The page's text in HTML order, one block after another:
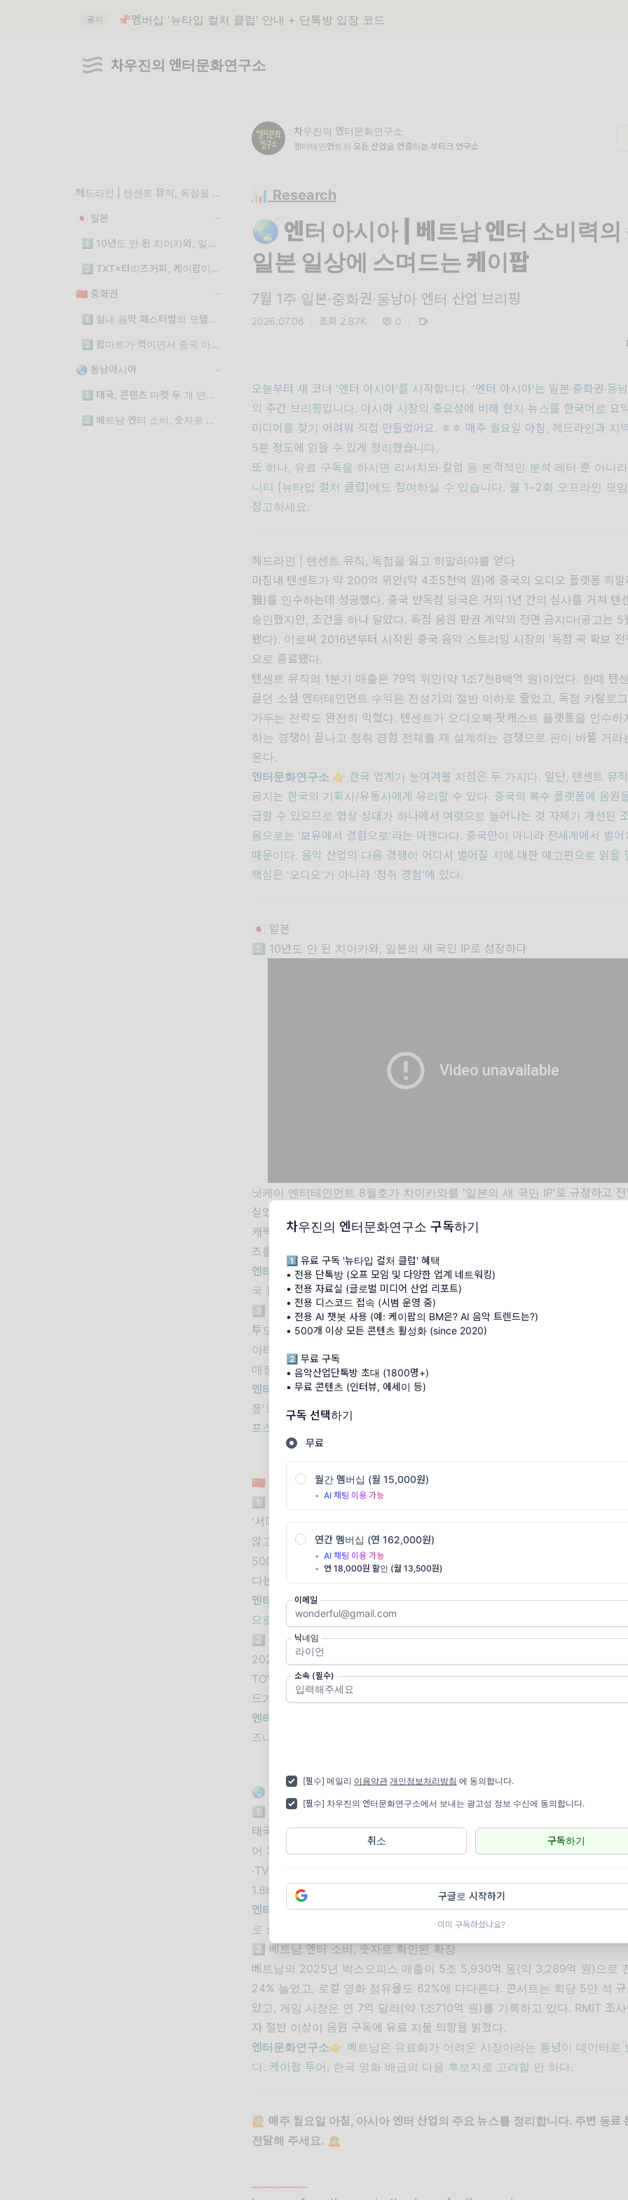
차우진의 엔터문화연구소 구독하기
1️⃣ 유료 구독 '뉴타입 컬처 클럽' 혜택
• 전용 단톡방 (오프 모임 및 다양한 업계 네트워킹)
• 전용 자료실 (글로벌 미디어 산업 리포트)
• 전용 디스코드 접속 (시범 운영 중)
• 전용 AI 챗봇 사용 (예: 케이팝의 BM은? AI 음악 트렌드는?)
• 500개 이상 모든 콘텐츠 활성화 (since 2020)
2️⃣ 무료 구독
• 음악산업단톡방 초대 (1800명+)
• 무료 콘텐츠 (인터뷰, 에세이 등)
구독 선택하기
무료
월간 멤버십 (월 15,000원)
• AI 채팅 이용 가능
연간 멤버십 (연 162,000원)
• AI 채팅 이용 가능
• 연 18,000원 할인 (월 13,500원)
이메일
닉네임
소속 (필수)
[필수] 메일리 이용약관 개인정보처리방침 에 동의합니다.
[필수] 차우진의 엔터문화연구소에서 보내는 광고성 정보 수신에 동의합니다.
구독하기
취소
구글로 시작하기
이미 구독하셨나요?
공지 📌멤버십 '뉴타입 컬처 클럽' 안내 + 단톡방 입장 코드
차우진의 엔터문화연구소
헤드라인 | 텐센트 뮤직, 독점을 잃고 히말라야를 얻다
🇯🇵 일본
1️⃣ 10년도 안 된 치이카와, 일본의 새 국민 IP로 성장하다
2️⃣ TXT×타리즈커피, 케이팝이 일본의 일상에 자리잡다
🇨🇳 중화권
1️⃣ 실내 음악 페스티벌의 모델로 자리매김한 '서머 스케치'의 7년
2️⃣ 팝마트가 꺽이면서 중국 아트토이 시장도 갈라진다
🌏 동남아시아
1️⃣ 태국, 콘텐츠 마켓 두 개 연속 오픈: "방콕을 아시아 콘텐츠 허브로"
2️⃣ 베트남 엔터 소비, 숫자로 확인된 확장
차우진의 엔터문화연구소
엔터테인먼트와 모든 산업을 연결하는 부티크 연구소
📊 Research
🌏 엔터 아시아 | 베트남 엔터 소비력의
일본 일상에 스며드는 케이팝
7월 1주 일본·중화권·동남아 엔터 산업 브리핑
2026.07.06 조회 2.87K 0
오늘부터 새 코너 '엔터 아시아'를 시작합니다. '엔터 아시아'는 일본·중화권·동
의 주간 브리핑입니다. 아시아 시장의 중요성에 비해 현지 뉴스를 한국어로 요
미디어를 찾기 어려워 직접 만들었어요. ㅎㅎ 매주 월요일 아침, 헤드라인과 지
5분 정도에 읽을 수 있게 정리했습니다.
또 하나, 유료 구독을 하시면 리서치와 칼럼 등 본격적인 분석 레터 뿐 아니
니티 [뉴타입 컬처 클럽]에도 참여하실 수 있습니다. 월 1~2회 오프라인 모
참고하세요.
헤드라인 | 텐센트 뮤직, 독점을 잃고 히말라야를 얻다
마침내 텐센트가 약 200억 위안(약 4조5천억 원)에 중국의 오디오 플랫폼 히
雅)를 인수하는데 성공했다. 중국 반독점 당국은 거의 1년 간의 심사를 거쳐 텐
승인했지만, 조건을 하나 달았다. 독점 음원 판권 계약의 전면 금지다(공고는
됐다). 이로써 2016년부터 시작된 중국 음악 스트리밍 시장의 '독점 곡 확보 전
으로 종료됐다.
텐센트 뮤직의 1분기 매출은 79억 위안(약 1조7천8백억 원)이었다. 한때 텐
끌던 소셜 엔터테인먼트 수익은 전성기의 절반 이하로 줄었고, 독점 카탈로
가두는 전략도 완전히 막혔다. 텐센트가 오디오북·팟캐스트 플랫폼을 인수하
하는 경쟁이 끝나고 청취 경험 전체를 재 설계하는 경쟁으로 판이 바뀔 거라
온다.
엔터문화연구소 👉 한국 업계가 눈여겨볼 지점은 두 가지다. 일단, 텐센트 뮤
금지는 한국의 기획사/유통사에게 유리할 수 있다. 중국의 복수 플랫폼에 음원
급할 수 있으므로 협상 상대가 하나에서 여럿으로 늘어나는 것 자체가 개선된
음으로는 '보유에서 경험으로'라는 아젠다다. 중국만이 아니라 전세계에서 벌
때문이다. 음악 산업의 다음 경쟁이 어디서 벌어질 지에 대한 예고편으로 읽을
핵심은 '오디오'가 아니라 '청취 경험'에 있다.
🇯🇵 일본
1️⃣ 10년도 안 된 치이카와, 일본의 새 국민 IP로 성장하다
닛케이 엔터테인먼트 8월호가 치이카와를 '일본의 새 국민 IP'로 규정하고 전
실었다. X(구 트위터) 연재 만화에서 출발해 유튜브 애니메이션 누적 4억 회 재
캐릭터는, 7월 24일 첫 극장판 개봉을 앞두고 FNS가요제 출연까지 잡으며 영화
즈를 연동한 미디어믹스를 완성해가고 있다.
엔터문화연구소👉 SNS 개인 창작자의 IP가 전 세대 소비로 확장되는 최단 경
국 웹툰·이모티콘 IP가 참조할 게 많을 듯.
2️⃣ TXT×타리즈커피, 케이팝이일본의 일상에 자리잡다
투모로우바이투게더와 타리즈커피가 7월 8일부터 첫 콜라보를 전개한다.
아티스트와 손잡은 첫 사례로, 반년 이상 기획한 콜라보 음료·굿즈·디지털 스
매장에서 운영한다. 목적은 30~40대 기존 고객 위에 젊은 팬층을 얹는 것.
엔터문화연구소👉 하이브는 리브랜딩을 하면서 스스로를 '엔터테인먼트 라이
폼'으로 규정해왔다. 이번 콜라보는 그러한 선언의 사례라고 할 수 있다. 케이팝
프스타일을 지향한다는 건 고정된 케이팝 팬덤을 벗어나려는 시도이기도 하다.
🇨🇳 중화권
1️⃣ 실내 음악 페스티벌의 모델로 자리매김한
'서머 스케치'는 7년 간 명확한 미적 기준과 아티스트와의 깊은 신뢰를 바탕으
않고 자신만의 색깔을 지키며 성장한 실내 음악 페스티벌의 성공 모델이다. 2
500명은 장발 남성, 1천 명은 단발 여성이라는 농담처럼 독특한 관객 구성으로,
다는 취향 공동체에 가깝다.
엔터문화연구소👉 중국의 페스티벌 생태계는 상상 이상으로 크고 넓은데, 그
으로 로컬 인디펜던트 음악 브랜드도 성장하고 있다.
2️⃣ 팝마트가 꺽이면서중국 아트토이 시장도 갈라진다
2026년 상반기 중국 아트토이(潮玩) 시장에서 팝마트가 성장 속도를 조절하
TOYS 등 신흥 브랜드가 셀럽 협업과 감성 IP 전략으로 빠르게 자라고 있다. 단
드가 지배하던 시장이 '명성+IP'를 조합한 다수 플레이어로 분화하는 중이다.
엔터문화연구소
👉 아트토이는 이제 완구가 아니라 엔터 IP 산업이다. 중국에
즈나 한국 캐릭터 사업이 아트토이와 경쟁할 가능성이 높다는 얘기다.
🌏 동남아시아
1️⃣ 태국, 콘텐츠 마켓 두 개 연속 오픈: "방콕을 아시아 콘텐츠 허브로"
태국 상무부와 창조경제청이 'Thailand Content Market 2026'(7월 20~22
어 300명 이상 목표)을 출범시켰고, 첫 국제 콘텐츠 마켓플레이스인
·TV·애니메이션 55개 이상의 프로젝트 피칭과 함께 개막했다. 콘텐츠 산업 1
1.8바트의 경제 가치를 만든다는 데이터를 앞세운 국가 소프트파워 전략이다.
엔터문화연구소👉 BL 드라마로 검증한 태국 콘텐츠의 수출력을 국가 단위 IP
로 굳히는 수순이다. 방콕이 부산콘텐츠마켓의 경쟁자로 성장할 수도 있다.
2️⃣ 베트남 엔터 소비, 숫자로 확인된 확장
베트남의 2025년 박스오피스 매출이 5조 5,930억 동(약 3,289억 원)으로
24% 늘었고, 로컬 영화 점유율도 62%에 다다른다. 콘서트는 회당 5만 석
았고, 게임 시장은 연 7억 달러(약 1조710억 원)를 기록하고 있다. RMIT 조사
자 절반 이상이 음원 구독에 유료 지불 의향을 밝혔다.
엔터문화연구소👉 베트남은 유료화가 어려운 시장이라는 통념이 데이터로
다. 케이팝 투어, 한국 영화 배급의 다음 후보지로 고려할 만 하다.
🙋🏼 매주 월요일 아침, 아시아 엔터 산업의 주요 뉴스를 정리합니다. 주변 동료
전달해 주세요. 🙇🏼